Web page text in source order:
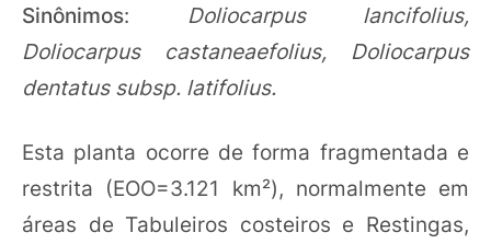
Sinônimos: Doliocarpus lancifolius,
Doliocarpus castaneaefolius, Doliocarpus
dentatus subsp. latifolius.
Esta planta ocorre de forma fragmentada e
restrita (EOO=3.121 km²), normalmente em
áreas de Tabuleiros costeiros e Restingas,